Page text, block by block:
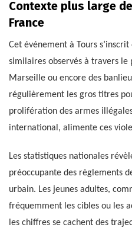
Contexte plus large
France
Cet événement à Tours
similaires observés à travers le
Marseille ou encore des
régulièrement les gros titres
prolifération des armes
international, alimente ces
Les statistiques nationales
préoccupante des règlements
urbain. Les jeunes adultes,
fréquemment les cibles ou les
les chiffres se cachent des